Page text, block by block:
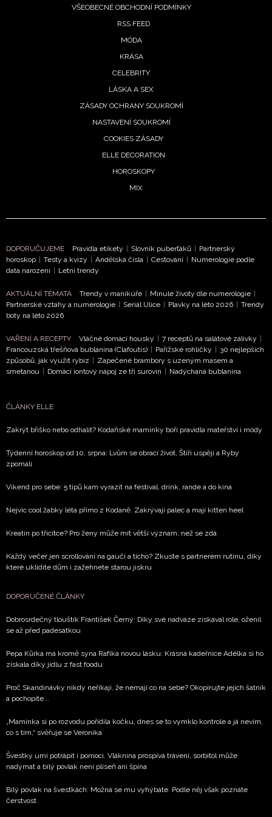
podmínkami společnosti BurdaMedia Extra s.r.o.
potvrzujete, že jste se seznámili seZásadami
ochrany soukromí
Vašimi údaji pracovat zejména k organizaci a
vyhodnocení akce a zasílání novinek.
informace od našich partnerů? Pokud souhlasíte se
zpracováním údajů k tomuto účelu podleZásad ochrany
soukromí BurdaMedia Extra s.r.o., zaškrtněte toto pole.
VŠEOBECNÉ OBCHODNÍ PODMÍNKY
RSS FEED
MÓDA
KRÁSA
CELEBRITY
LÁSKA A SEX
ZÁSADY OCHRANY SOUKROMÍ
NASTAVENÍ SOUKROMÍ
COOKIES ZÁSADY
ELLE DECORATION
HOROSKOPY
MIX
DOPORUČUJEME Pravidla etikety Slovník puberťáků
Partnerský
horoskop
Testy a kvízy Andělská čísla Cestování
Numerologie podle
data narození
Letní trendy
AKTUÁLNÍ TÉMATA Trendy v manikúře Minulé životy dle numerologie
Partnerské vztahy a numerologie
Seriál Ulice Plavky na léto 2026
Trendy
boty na léto 2026
VAŘENÍ A RECEPTY Vláčné domácí housky 7 receptů na salátové zálivky
Francouzská třešňová bublanina (Clafoutis)
Pařížské rohlíčky
30 nejlepších
způsobů, jak využít rybíz
Zapečené brambory s uzeným masem a
smetanou
Domácí iontový nápoj ze tří surovin Nadýchaná bublanina
ČLÁNKY ELLE
Zakrýt bříško nebo odhalit? Kodaňské maminky boří pravidla mateřství i módy
Týdenní horoskop od 10. srpna: Lvům se obrací život, Štíři uspějí a Ryby
zpomalí
Víkend pro sebe: 5 tipů kam vyrazit na festival, drink, rande a do kina
Nejvíc cool žabky léta přímo z Kodaně. Zakrývají palec a mají kitten heel
Kreatin po třicítce? Pro ženy může mít větší význam, než se zdá
Každý večer jen scrollování na gauči a ticho? Zkuste s partnerem rutinu, díky
které uklidíte dům i zažehnete starou jiskru
DOPORUČENÉ ČLÁNKY
Dobrosrdečný tlouštík František Černý: Díky své nadváze získával role, oženil
se až před padesátkou
Pepa Kůrka má kromě syna Rafíka novou lásku: Krásná kadeřnice Adélka si ho
získala díky jídlu z fast foodu
Proč Skandinávky nikdy neříkají, že nemají co na sebe? Okopírujte jejich šatník
a pochopíte...
„Maminka si po rozvodu pořídila kočku, dnes se to vymklo kontrole a já nevím,
co s tím,“ svěřuje se Veronika
Švestky umí potrápit i pomoci. Vláknina prospívá trávení, sorbitol může
nadýmat a bílý povlak není plíseň ani špína
Bílý povlak na švestkách: Možná se mu vyhýbáte. Podle něj však poznáte
čerstvost